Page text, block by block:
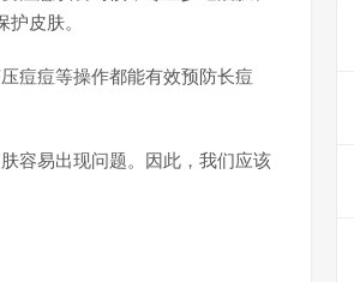
皮肤。
痘痘等操作都能有效预防长痘
容易出现问题。因此，我们应该